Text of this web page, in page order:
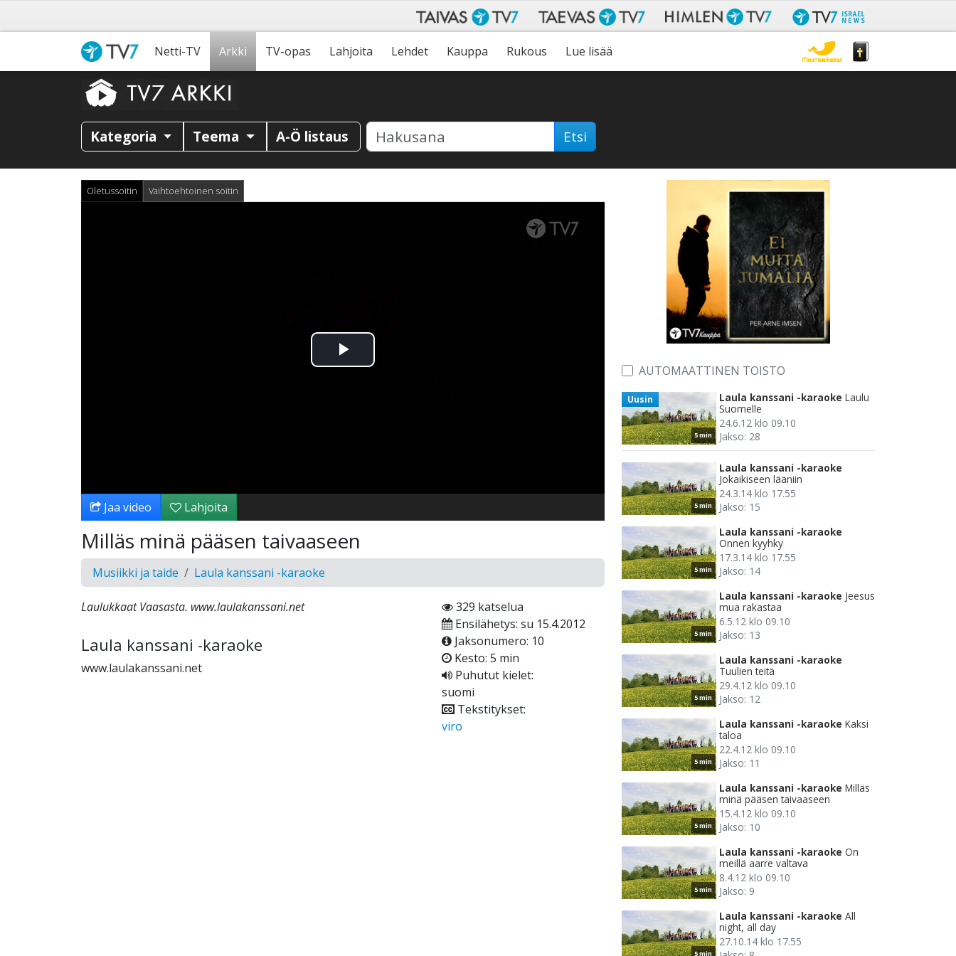
Netti-TV Arkki TV-opas Lahjoita Lehdet Kauppa Rukous Lue lisää
Kategoria Teema A-Ö listaus Etsi
Oletussoitin Vaihtoehtoinen soitin
Toista
Jaa video Lahjoita
Milläs minä pääsen taivaaseen
Musiikki ja taide Laula kanssani -karaoke
Laulukkaat Vaasasta. www.laulakanssani.net
Laula kanssani -karaoke
www.laulakanssani.net
329 katselua
Ensilähetys: su 15.4.2012
Jaksonumero: 10
Kesto: 5 min
Puhutut kielet:
suomi
Tekstitykset:
viro
AUTOMAATTINEN TOISTO
5 min
Uusin Laula kanssani -karaoke Laulu
Suomelle
24.6.12 klo 09.10
Jakso: 28
5 min
Laula kanssani -karaoke
Jokaikiseen lääniin
24.3.14 klo 17.55
Jakso: 15
5 min
Laula kanssani -karaoke
Onnen kyyhky
17.3.14 klo 17.55
Jakso: 14
5 min
Laula kanssani -karaoke Jeesus
mua rakastaa
6.5.12 klo 09.10
Jakso: 13
5 min
Laula kanssani -karaoke
Tuulien teitä
29.4.12 klo 09.10
Jakso: 12
5 min
Laula kanssani -karaoke Kaksi
taloa
22.4.12 klo 09.10
Jakso: 11
5 min
Laula kanssani -karaoke Milläs
minä pääsen taivaaseen
15.4.12 klo 09.10
Jakso: 10
5 min
Laula kanssani -karaoke On
meillä aarre valtava
8.4.12 klo 09.10
Jakso: 9
5 min
Laula kanssani -karaoke All
night, all day
27.10.14 klo 17.55